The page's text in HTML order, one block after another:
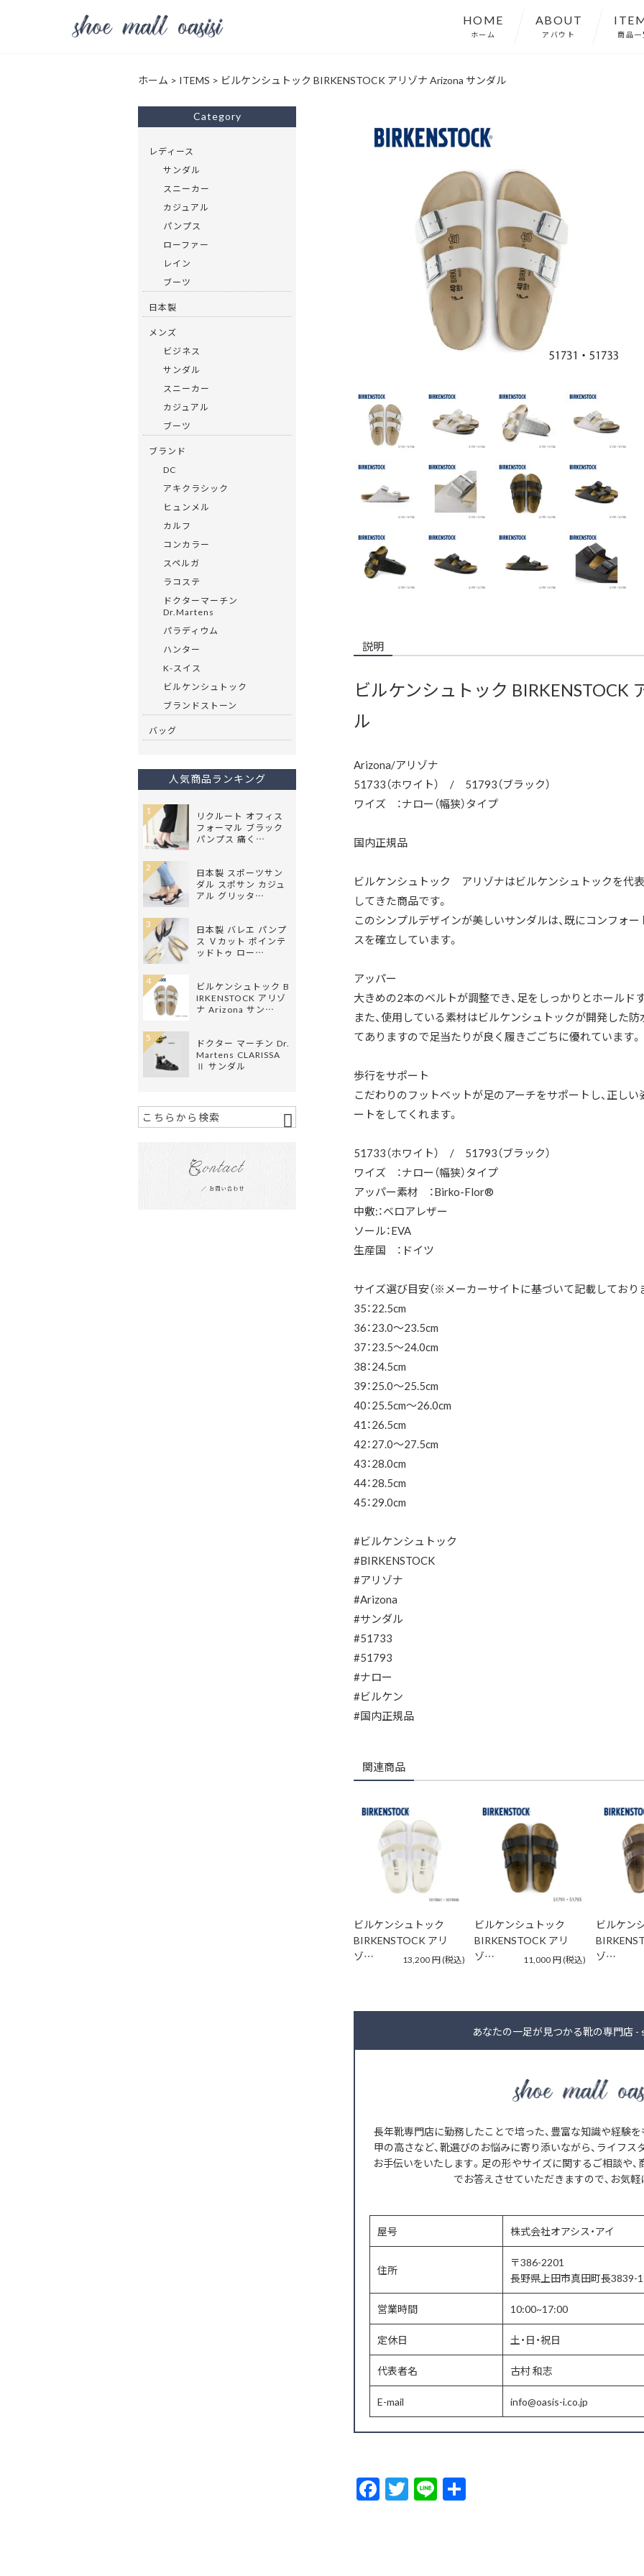
HOME
ホーム
ABOUT
アバウト 商品
ホーム > ITEMS > ビルケンシュトック BIRKENSTOCK アリゾナ Arizona サンダル
説明
ビルケンシュトック BIRKENSTOCK
ル
Arizona/アリゾナ
51733（ホワイト） / 51793（ブラック）
ワイズ ：ナロー（幅狭）タイプ
国内正規品
ビルケンシュトック アリゾナはビルケンシュトックを代
してきた商品です。
このシンプルデザインが美しいサンダルは、既にコンフォ
スを確立しています。
アッパー
大きめの2本のベルトが調整でき、足をしっかりとホールド
また、使用している素材はビルケンシュトックが開発した
てありますので足当たりが良く履きごごちに優れています。
歩行をサポート
こだわりのフットベットが足のアーチをサポートし、正し
ートをしてくれます。
51733（ホワイト） / 51793（ブラック）
ワイズ ：ナロー（幅狭）タイプ
アッパー素材 ：Birko-Flor®
中敷:：ベロアレザー
ソール：EVA
生産国 ：ドイツ
サイズ選び目安（※メーカーサイトに基づいて記載しており
35：22.5cm
36：23.0～23.5cm
37：23.5～24.0cm
38：24.5cm
39：25.0～25.5cm
40：25.5cm～26.0cm
41：26.5cm
42：27.0～27.5cm
43：28.0cm
44：28.5cm
45：29.0cm
#ビルケンシュトック
#BIRKENSTOCK
#アリゾナ
#Arizona
#サンダル
#51733
#51793
#ナロー
#ビルケン
#国内正規品
関連商品
ビルケンシュトック
BIRKENSTOCK アリ
ゾ…
13,200円(税込)
ビルケンシュトック
BIRKENSTOCK アリ
ゾ…
11,000円(税込)
ビルケン
ゾ…
あなたの一足が見つかる靴の専門店 -
長年靴専門店に勤務したことで培った、豊富な知識や経験
甲の高さなど、靴選びのお悩みに寄り添いながら、ライフ
お手伝いをいたします。足の形やサイズに関するご相談や
でお答えさせていただきますので、お気
屋号 株式会社オアシス・アイ
住所
〒386-2201
長野県上田市真田町長3839-1
営業時間 10:00~17:00
定休日 土・日・祝日
代表者名 古村 和志
E-mail info@oasis-i.co.jp
F
ac
T
w
Li
n
Category
レディース
サンダル
スニーカー
カジュアル
パンプス
ローファー
レイン
ブーツ
日本製
メンズ
ビジネス
サンダル
スニーカー
カジュアル
ブーツ
ブランド
DC
アキクラシック
ヒュンメル
カルフ
コンカラー
スペルガ
ラコステ
ドクターマーチン
Dr.Martens
パラディウム
ハンター
K-スイス
ビルケンシュトック
ブランドストーン
バッグ
人気商品ランキング
リクルート オフィス
フォーマル ブラック
パンプス 痛く…
1
日本製 スポーツサン
ダル スポサン カジュ
アル グリッタ…
2
日本製 バレエ パンプ
ス Ｖカット ポインテ
ッドトゥ ロー…
3
ビルケンシュトック B
IRKENSTOCK アリゾ
ナ Arizona サン…
4
ドクター マーチン Dr.
Martens CLARISSA
Ⅱ サンダル
5